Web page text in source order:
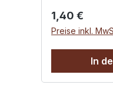
verfeinert.
eine
jede Party
auch anders
B. mit
Schälchen
Regulärer
1,40 €
Preise inkl.
In